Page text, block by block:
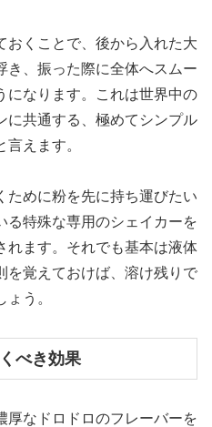
おくことで、後から入れた大
き、振った際に全体へスムー
になります。これは世界中の
に共通する、極めてシンプル
えます。
ために粉を先に持ち運びたい
る特殊な専用のシェイカーを
れます。それでも基本は液体
を覚えておけば、溶け残りで
う。
べき効果
厚なドロドロのフレーバーを